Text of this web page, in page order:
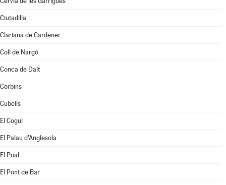
Ciutadilla
Clariana de Cardener
Coll de Nargó
Conca de Dalt
Corbins
Cubells
El Cogul
El Palau d'Anglesola
El Poal
El Pont de Bar